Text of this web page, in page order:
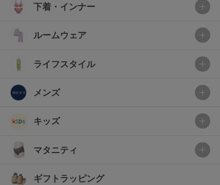
下着・インナー
ルームウェア
ライフスタイル
メンズ
キッズ
マタニティ
ギフトラッピング